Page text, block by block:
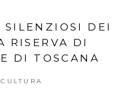
DEI
RISERVA DI
DI TOSCANA